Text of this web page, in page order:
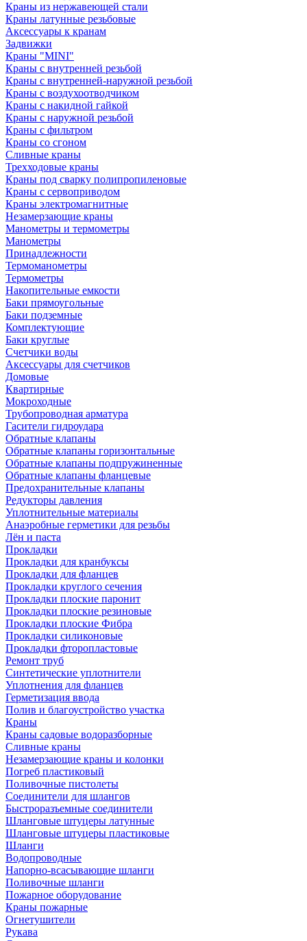
Краны из нержавеющей стали
Краны латунные резьбовые
Аксессуары к кранам
Задвижки
Краны "MINI"
Краны с внутренней резьбой
Краны с внутренней-наружной резьбой
Краны с воздухоотводчиком
Краны с накидной гайкой
Краны с наружной резьбой
Краны с фильтром
Краны со сгоном
Сливные краны
Трехходовые краны
Краны под сварку полипропиленовые
Краны с сервоприводом
Краны электромагнитные
Незамерзающие краны
Манометры и термометры
Манометры
Принадлежности
Термоманометры
Термометры
Накопительные емкости
Баки прямоугольные
Баки подземные
Комплектующие
Баки круглые
Счетчики воды
Аксессуары для счетчиков
Домовые
Квартирные
Мокроходные
Трубопроводная арматура
Гасители гидроудара
Обратные клапаны
Обратные клапаны горизонтальные
Обратные клапаны подпружиненные
Обратные клапаны фланцевые
Предохранительные клапаны
Редукторы давления
Уплотнительные материалы
Анаэробные герметики для резьбы
Лён и паста
Прокладки
Прокладки для кранбуксы
Прокладки для фланцев
Прокладки круглого сечения
Прокладки плоские паронит
Прокладки плоские резиновые
Прокладки плоские Фибра
Прокладки силиконовые
Прокладки фторопластовые
Ремонт труб
Синтетические уплотнители
Уплотнения для фланцев
Герметизация ввода
Полив и благоустройство участка
Краны
Краны садовые водоразборные
Сливные краны
Незамерзающие краны и колонки
Погреб пластиковый
Поливочные пистолеты
Соединители для шлангов
Быстроразъемные соединители
Шланговые штуцеры латунные
Шланговые штуцеры пластиковые
Шланги
Водопроводные
Напорно-всасывающие шланги
Поливочные шланги
Пожарное оборудование
Краны пожарные
Огнетушители
Рукава